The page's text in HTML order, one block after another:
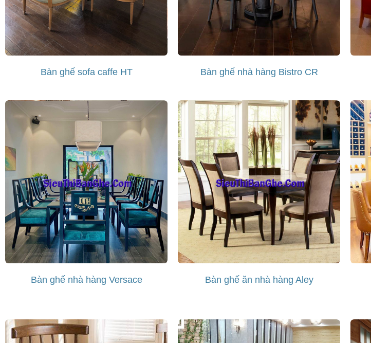
Bàn ghế sofa caffe HT Bàn ghế nhà hàng Bistro CR
Bàn ghế nhà hàng Versace Bàn ghế ăn nhà hàng Aley